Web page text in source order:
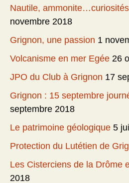
Nautile,
novembre 2018
Grignon, une passion 1
Volcanisme en mer Egée 26
JPO du Club à Grignon 17
Grignon : 15 septembre
septembre 2018
Le patrimoine géologique 5
Protection du Lutétien de
Les Cisterciens de la Drôme
2018